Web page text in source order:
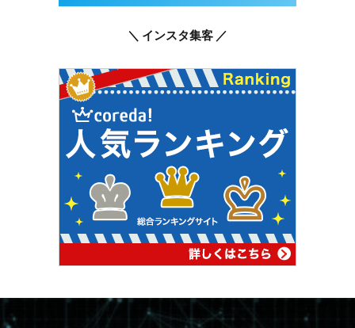
＼ インスタ集客 ／